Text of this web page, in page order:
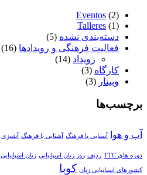
Eventos (2)
Talleres (1)
دسته‌بندی نشده (5)
فعالیت فرهنگی و رویدادها (16)
رویداد (14)
کارگاه (3)
وبینار (3)
برچسب‌ها
آب و هوا آسنایی با فرهنگ آشنایی با فرهنگ آشپزی
دوره های TTC ردیف روز زبان اسپانیایی زبان اسپانیایی
کشورهای اسپانیایی زبان کوبا